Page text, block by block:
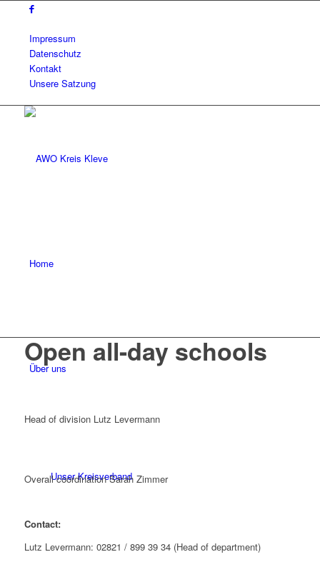
Impressum
Datenschutz
Kontakt
Unsere Satzung
Home
Über uns
Unser Kreisverband
Open all-day schools
Head of division Lutz Levermann
Overall coordination Sarah Zimmer
Contact:
Lutz Levermann: 02821 / 899 39 34 (Head of department)